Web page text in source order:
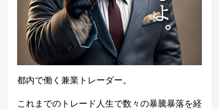
都内で働く兼業トレーダー。
これまでのトレード人生で数々の暴騰暴落を経